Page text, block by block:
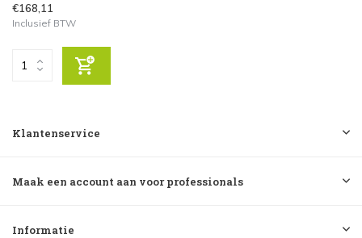
€168,11
Inclusief BTW
Klantenservice
Maak een account aan voor professionals
Informatie